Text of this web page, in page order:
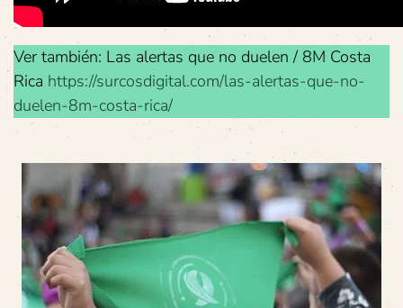
Ver también: Las alertas que no duelen / 8M Costa
Rica https://surcosdigital.com/las-alertas-que-no-
duelen-8m-costa-rica/